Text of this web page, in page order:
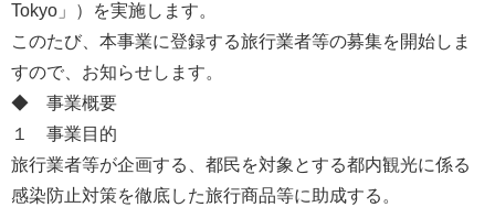
Tokyo」）を実施します。
このたび、本事業に登録する旅行業者等の募集を開始しま
すので、お知らせします。
◆ 事業概要
１ 事業目的
旅行業者等が企画する、都民を対象とする都内観光に係る
感染防止対策を徹底した旅行商品等に助成する。